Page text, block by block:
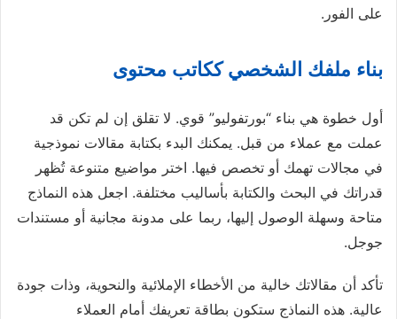
على الفور.
بناء ملفك الشخصي ككاتب محتوى
أول خطوة هي بناء “بورتفوليو” قوي. لا تقلق إن لم تكن قد
عملت مع عملاء من قبل. يمكنك البدء بكتابة مقالات نموذجية
في مجالات تهمك أو تخصص فيها. اختر مواضيع متنوعة تُظهر
قدراتك في البحث والكتابة بأساليب مختلفة. اجعل هذه النماذج
متاحة وسهلة الوصول إليها، ربما على مدونة مجانية أو مستندات
جوجل.
تأكد أن مقالاتك خالية من الأخطاء الإملائية والنحوية، وذات جودة
عالية. هذه النماذج ستكون بطاقة تعريفك أمام العملاء